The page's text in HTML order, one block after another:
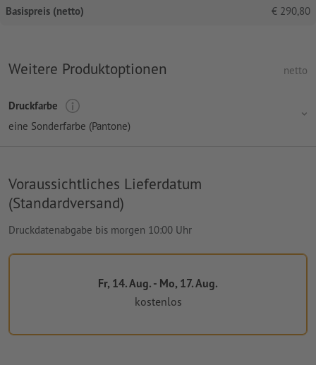
Basispreis (netto) € 290,80
Weitere Produktoptionen netto
Druckfarbe
eine Sonderfarbe (Pantone)
Voraussichtliches Lieferdatum
(Standardversand)
Druckdatenabgabe bis morgen 10:00 Uhr
Fr, 14. Aug. - Mo, 17. Aug.
kostenlos